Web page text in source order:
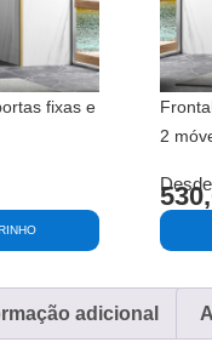
fixas e
2
Desde
adicional